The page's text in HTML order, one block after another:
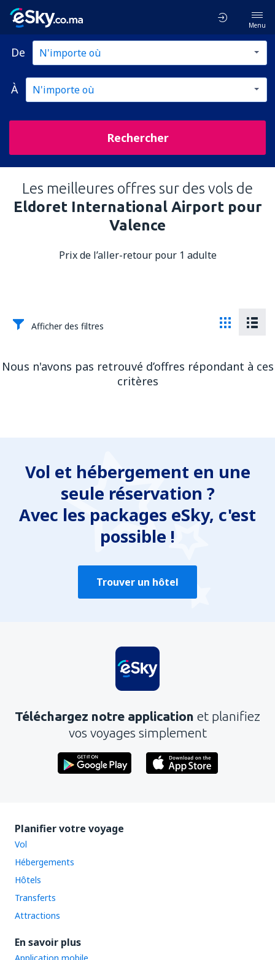
Menu
De
À
Rechercher
Les meilleures offres sur des vols de
Eldoret International Airport pour
Valence
Prix de l’aller-retour pour 1 adulte
Afficher des filtres
Nous n'avons pas retrouvé d’offres répondant à ces
critères
Vol et hébergement en une
seule réservation ?
Avec les packages eSky, c'est
possible !
Trouver un hôtel
Téléchargez notre application et planifiez
vos voyages simplement
Planifier votre voyage
Vol
Hébergements
Hôtels
Transferts
Attractions
En savoir plus